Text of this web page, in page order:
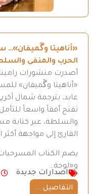
«أناهيتا وگَميفان»…
الحرب والمنفى
أصدرت منشورات رامينا
«أناهيتا وگَميفان»
عابد، بترجمة شمال
تفتح أفقاً واسعاً للتأمل
والسلطة، عبر كتابة
القارئ إلى مواجهة أكثر
يضم الكتاب
و«لوحة…
اصدارات جديدة
التفاصيل ...